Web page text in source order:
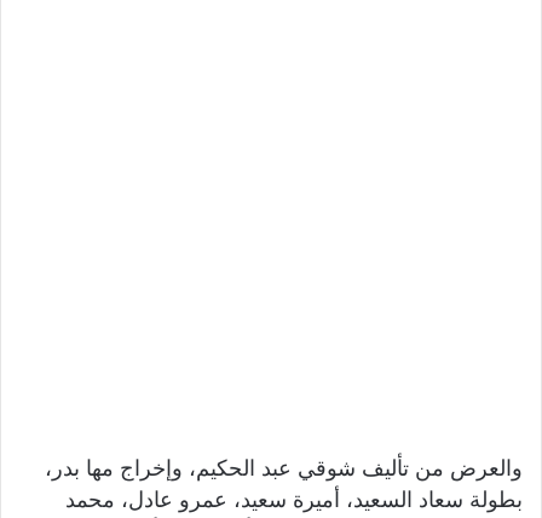
والعرض من تأليف شوقي عبد الحكيم، وإخراج مها بدر،
بطولة سعاد السعيد، أميرة سعيد، عمرو عادل، محمد